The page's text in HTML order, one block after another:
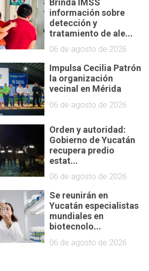
información sobre
detección y
tratamiento de ale...
06 de agosto de 2026
Impulsa Cecilia Patrón
la organización
vecinal en Mérida
06 de agosto de 2026
Orden y autoridad:
Gobierno de Yucatán
recupera predio
estat...
06 de agosto de 2026
Se reunirán en
Yucatán especialistas
mundiales en
biotecnolo...
06 de agosto de 2026